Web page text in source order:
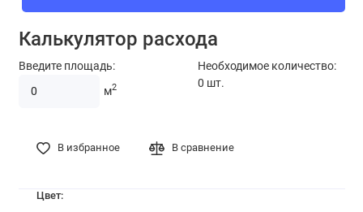
Калькулятор расхода
Введите площадь:
м2
Необходимое количество:
0 шт.
В избранное В сравнение
Цвет: